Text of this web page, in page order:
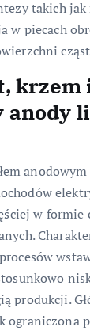
takich jak
w piecach
krzem
anody
w formie
produkcji.
ograniczona